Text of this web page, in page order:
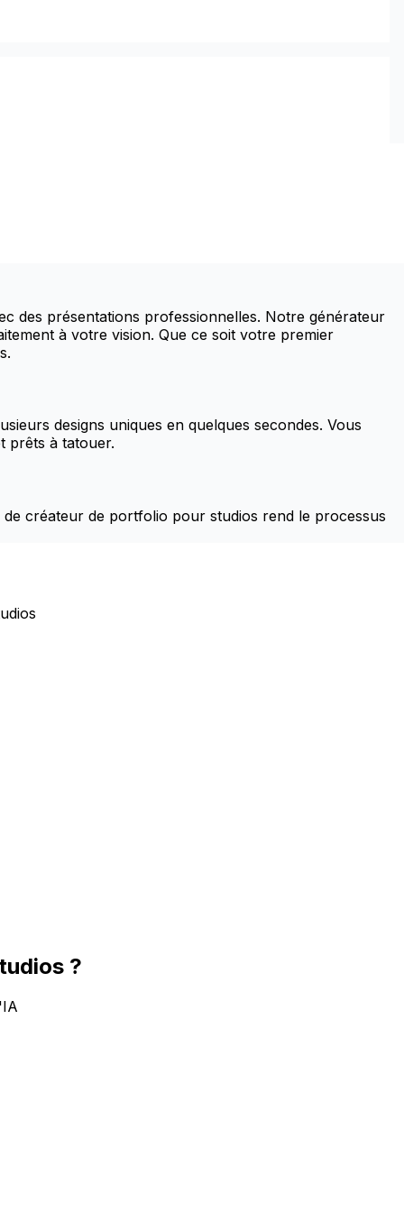
des présentations professionnelles. Notre générateur
à votre vision. Que ce soit votre premier
designs uniques en quelques secondes. Vous
prêts à tatouer.
créateur de portfolio pour studios rend le processus
?